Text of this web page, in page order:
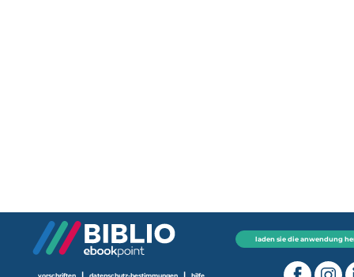
laden sie die anwendung
vorschriften datenschutz-bestimmungen hilfe